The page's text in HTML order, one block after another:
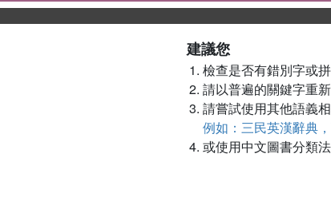
建議您
檢查是否有錯別字或
請以普遍的關鍵字重
請嘗試使用其他語義
例如：三民英漢辭典
或使用中文圖書分類